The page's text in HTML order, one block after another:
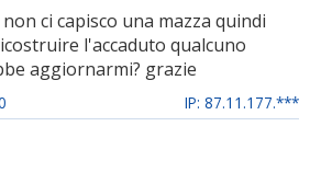
ci capisco una mazza quindi
l'accaduto qualcuno
aggiornarmi? grazie
IP: 87.11.177.***